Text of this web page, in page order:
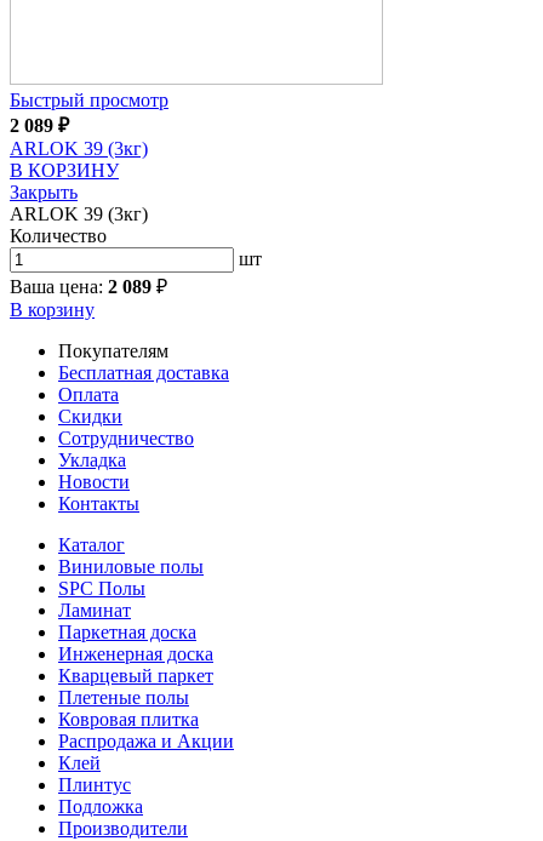
Быстрый просмотр
2 089 ₽
ARLOK 39 (3кг)
В КОРЗИНУ
Закрыть
ARLOK 39 (3кг)
Количество
шт
Ваша цена: 2 089 ₽
В корзину
Покупателям
Бесплатная доставка
Оплата
Скидки
Сотрудничество
Укладка
Новости
Контакты
Каталог
Виниловые полы
SPC Полы
Ламинат
Паркетная доска
Инженерная доска
Кварцевый паркет
Плетеные полы
Ковровая плитка
Распродажа и Акции
Клей
Плинтус
Подложка
Производители